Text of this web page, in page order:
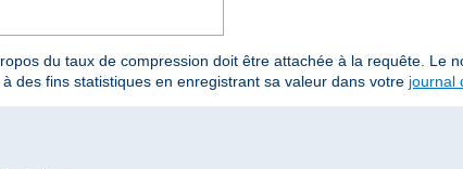
du taux de compression doit être attachée à la requête. Le
des fins statistiques en enregistrant sa valeur dans votre journal